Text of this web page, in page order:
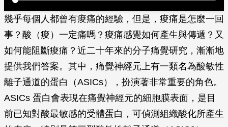
幾乎每個人都曾有痠痛的經驗，但是，痠痛是怎麼一回
事？酸（痠）一定痛嗎？痠痛感覺如何產生與傳遞？又
如何能阻斷痠痛？近二十年來的分子痛覺研究，漸漸地
提供我們答案。其中，痛覺神經元上有一類名為酸敏性
離子通道的蛋白（ASICs），扮演著非常重要的角色。
ASICs 蛋白會表現在痛覺神經元的細胞膜表面，是目
前已知對酸最敏感的受體蛋白，可偵測組織酸化所產生